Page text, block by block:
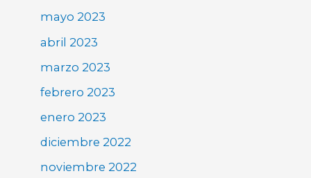
mayo 2023
abril 2023
marzo 2023
febrero 2023
enero 2023
diciembre 2022
noviembre 2022